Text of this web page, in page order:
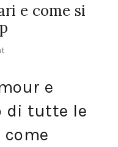
e come si
e
di tutte le